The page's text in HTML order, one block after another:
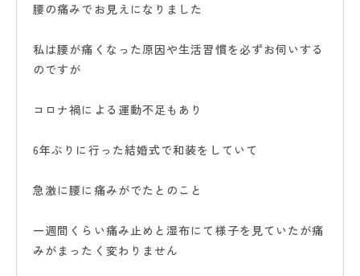
お知らせ・ブログ
腰の痛みでお見えになりました
私は腰が痛くなった原因や生活習慣を必ずお伺いする
のですが
コロナ禍による運動不足もあり
6年ぶりに行った結婚式で和装をしていて
急激に腰に痛みがでたとのこと
一週間くらい痛み止めと湿布にて様子を見ていたが痛
みがまったく変わりません